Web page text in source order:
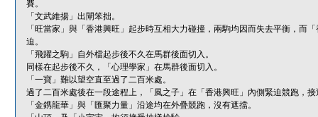
賽。
「文武維揚」出閘笨拙。
「旺當家」與「香港興旺」起步時互相大力碰撞，兩駒均因而失去平衡，而
迫。
「飛躍之駒」自外檔起步後不久在馬群後面切入。
同樣在起步後不久，「心理學家」在馬群後面切入。
「一寶」難以望空直至過了二百米處。
過了二百米處後在一段途程上，「風之子」在「香港興旺」內側緊迫競跑，
「金鎸龍華」與「匯聚力量」沿途均在外疊競跑，沒有遮擋。